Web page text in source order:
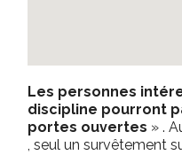
Les personnes
discipline pourront
portes ouvertes » .
, seul un survêtement